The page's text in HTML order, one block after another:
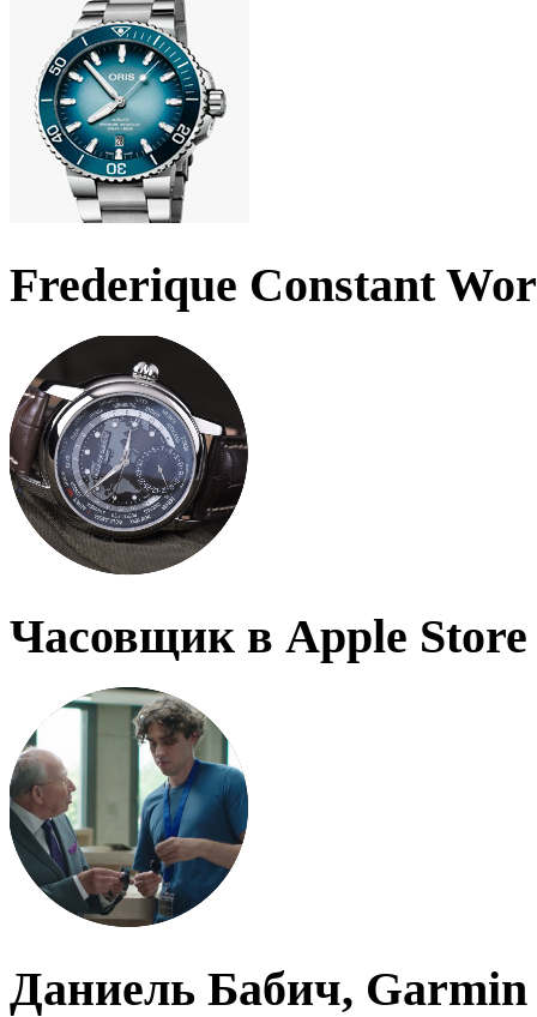
Frederique Constant
Часовщик в Apple Store
Даниель Бабич, Garmin